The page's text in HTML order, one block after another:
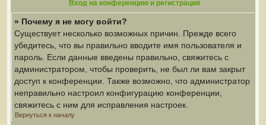
Вход на конференцию и регистрация
» Почему я не могу войти?
Существует несколько возможных причин. Прежде всего
убедитесь, что вы правильно вводите имя пользователя и
пароль. Если данные введены правильно, свяжитесь с
администратором, чтобы проверить, не был ли вам закрыт
доступ к конференции. Также возможно, что администратор
неправильно настроил конфигурацию конференции,
свяжитесь с ним для исправления настроек.
Вернуться к началу